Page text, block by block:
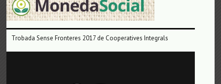
Trobada Sense Fronteres 2017 de Cooperatives Integrals